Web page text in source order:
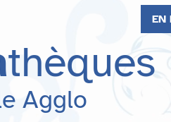
EN
thèques
Agglo